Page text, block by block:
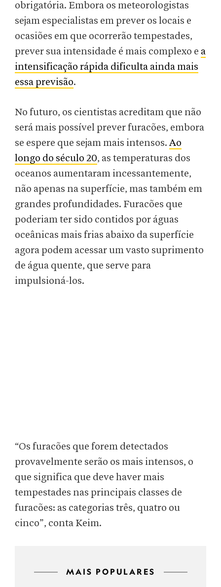
obrigatória. Embora os meteorologistas
sejam especialistas em prever os locais e
ocasiões em que ocorrerão tempestades,
prever sua intensidade é mais complexo e a
intensificação rápida dificulta ainda mais
essa previsão.
No futuro, os cientistas acreditam que não
será mais possível prever furacões, embora
se espere que sejam mais intensos. Ao
longo do século 20, as temperaturas dos
oceanos aumentaram incessantemente,
não apenas na superfície, mas também em
grandes profundidades. Furacões que
poderiam ter sido contidos por águas
oceânicas mais frias abaixo da superfície
agora podem acessar um vasto suprimento
de água quente, que serve para
impulsioná-los.
“Os furacões que forem detectados
provavelmente serão os mais intensos, o
que significa que deve haver mais
tempestades nas principais classes de
furacões: as categorias três, quatro ou
cinco”, conta Keim.
MAIS POPULARES